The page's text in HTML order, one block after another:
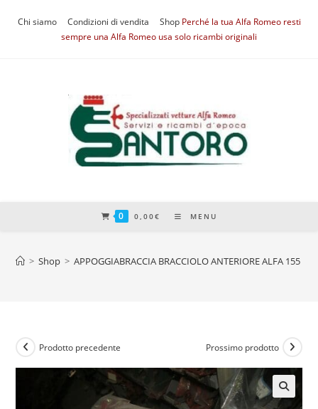
Chi siamo Condizioni di vendita Shop Perché la tua Alfa Romeo resti
sempre una Alfa Romeo usa solo ricambi originali
0 0,00€ MENU
> Shop > APPOGGIABRACCIA BRACCIOLO ANTERIORE ALFA 155
Prodotto precedente Prossimo prodotto